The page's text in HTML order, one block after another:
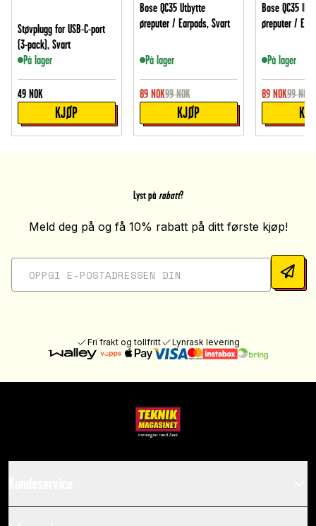
Støvplugg for USB-C-port
(3-pack), Svart
På lager
49 NOK
KJØP
Bose QC35 Utbytte
øreputer / Earpads, Svart
På lager
89 NOK99 NOK
KJØP
Bose QC35 II
øreputer /
På lager
89 NOK99 NOK
Lyst på rabatt?
Meld deg på og få 10% rabatt på ditt første kjøp!
Fri frakt og tollfritt Lynrask levering